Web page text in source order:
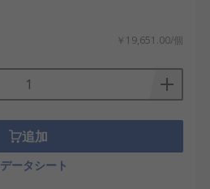
￥19,651.00/個
追加
データシート